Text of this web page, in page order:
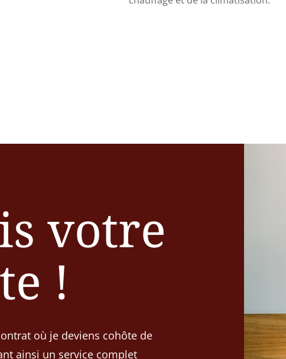
votre
!
où je deviens cohôte de
ainsi un service complet